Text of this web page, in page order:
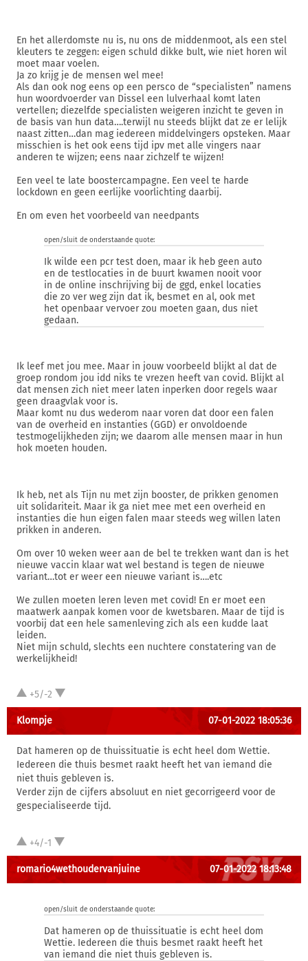
En het allerdomste nu is, nu ons de middenmoot, als een stel
kleuters te zeggen: eigen schuld dikke bult, wie niet horen wil
moet maar voelen.
Ja zo krijg je de mensen wel mee!
Als dan ook nog eens op een persco de “specialisten” namens
hun woordvoerder van Dissel een lulverhaal komt laten
vertellen; diezelfde specialisten weigeren inzicht te geven in
de basis van hun data….terwijl nu steeds blijkt dat ze er lelijk
naast zitten…dan mag iedereen middelvingers opsteken. Maar
misschien is het ook eens tijd ipv met alle vingers naar
anderen te wijzen; eens naar zichzelf te wijzen!
Een veel te late boostercampagne. Een veel te harde
lockdown en geen eerlijke voorlichting daarbij.
En om even het voorbeeld van needpants
open/sluit de onderstaande quote:
Ik wilde een pcr test doen, maar ik heb geen auto
en de testlocaties in de buurt kwamen nooit voor
in de online inschrijving bij de ggd, enkel locaties
die zo ver weg zijn dat ik, besmet en al, ook met
het openbaar vervoer zou moeten gaan, dus niet
gedaan.
Ik leef met jou mee. Maar in jouw voorbeeld blijkt al dat de
groep rondom jou idd niks te vrezen heeft van covid. Blijkt al
dat mensen zich niet meer laten inperken door regels waar
geen draagvlak voor is.
Maar komt nu dus wederom naar voren dat door een falen
van de overheid en instanties (GGD) er onvoldoende
testmogelijkheden zijn; we daarom alle mensen maar in hun
hok moeten houden.
Ik heb, net als Tijn nu met zijn booster, de prikken genomen
uit solidariteit. Maar ik ga niet mee met een overheid en
instanties die hun eigen falen maar steeds weg willen laten
prikken in anderen.
Om over 10 weken weer aan de bel te trekken want dan is het
nieuwe vaccin klaar wat wel bestand is tegen de nieuwe
variant…tot er weer een nieuwe variant is….etc
We zullen moeten leren leven met covid! En er moet een
maatwerk aanpak komen voor de kwetsbaren. Maar de tijd is
voorbij dat een hele samenleving zich als een kudde laat
leiden.
Niet mijn schuld, slechts een nuchtere constatering van de
werkelijkheid!
+5/-2
Klompje 07-01-2022 18:05:36
Dat hameren op de thuissituatie is echt heel dom Wettie.
Iedereen die thuis besmet raakt heeft het van iemand die
niet thuis gebleven is.
Verder zijn de cijfers absoluut en niet gecorrigeerd voor de
gespecialiseerde tijd.
+4/-1
romario4wethoudervanjuine 07-01-2022 18:13:48
open/sluit de onderstaande quote:
Dat hameren op de thuissituatie is echt heel dom
Wettie. Iedereen die thuis besmet raakt heeft het
van iemand die niet thuis gebleven is.